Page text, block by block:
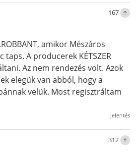
167
amikor Mészáros
A producerek KÉTSZER
Az nem rendezés volt. Azok
elegük van abból, hogy a
velük. Most regisztráltam
Jelentés
312